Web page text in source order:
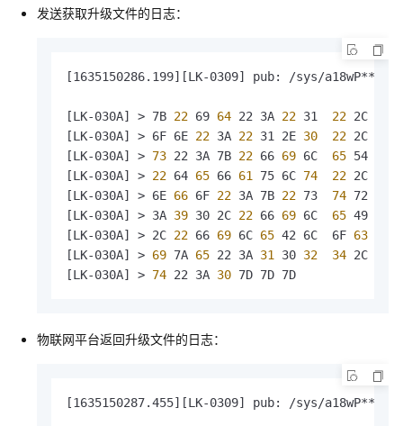
发送获取升级文件的日志：
[1635150286.199][LK-0309] pub: /sys/
[LK-030A] > 7B 22 69 64 22 3A 22 31 22 2C
[LK-030A] > 6F 6E 22 3A 22 31 2E 30 22 2C
[LK-030A] > 73 22 3A 7B 22 66 69 6C 65 54 6F
[LK-030A] > 22 64 65 66 61 75 6C 74 22 2C
[LK-030A] > 6E 66 6F 22 3A 7B 22 73 74 72
[LK-030A] > 3A 39 30 2C 22 66 69 6C 65 49
[LK-030A] > 2C 22 66 69 6C 65 42 6C  6F 63
[LK-030A] > 69 7A 65 22 3A 31 30 32 34 2C
[LK-030A] > 74 22 3A 30 7D 7D 7D
物联网平台返回升级文件的日志：
[1635150287.455][LK-0309] pub: /sys/